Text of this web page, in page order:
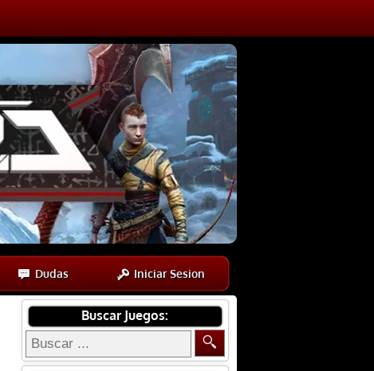
Dudas Iniciar Sesion
Buscar Juegos: